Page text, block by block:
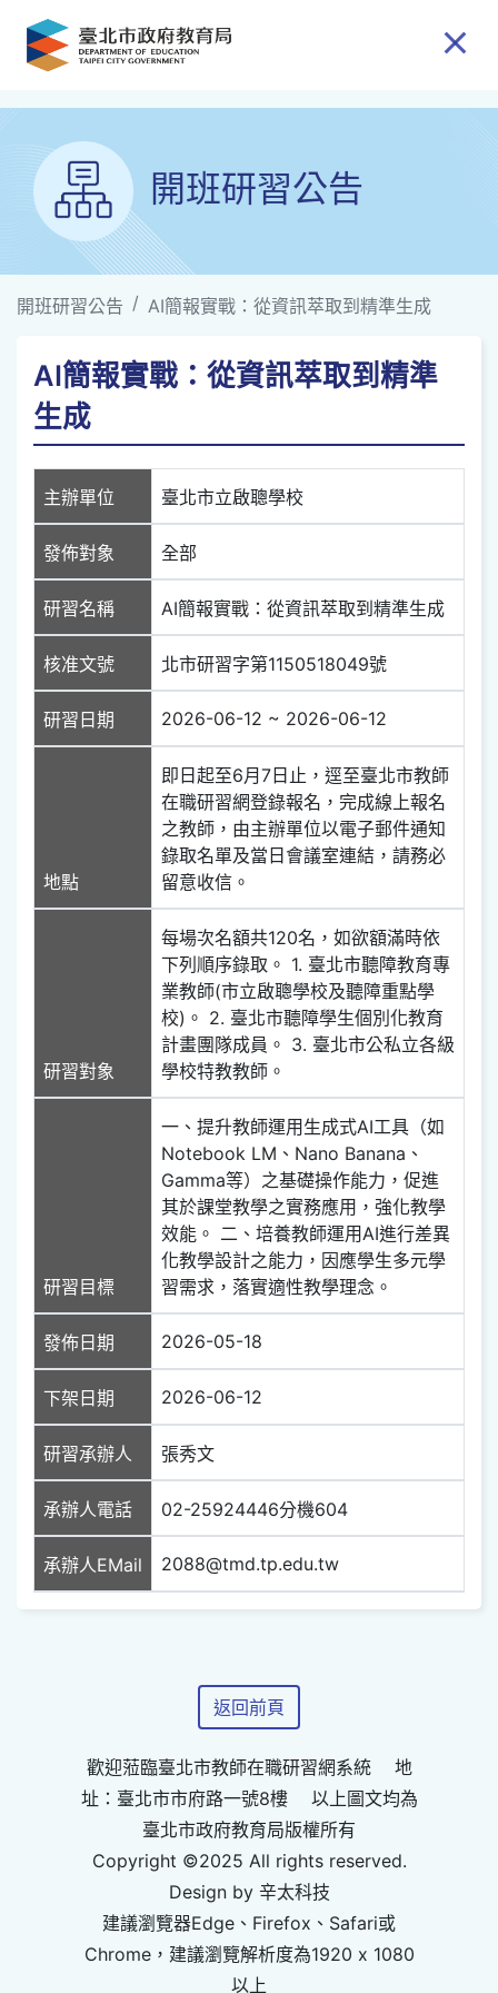
跳到主要內容
開班研習公告
開班研習公告 AI簡報實戰：從資訊萃取到精準生成
AI簡報實戰：從資訊萃取到精準
生成
主辦單位 臺北市立啟聰學校
發佈對象 全部
研習名稱 AI簡報實戰：從資訊萃取到精準生成
核准文號 北市研習字第1150518049號
研習日期 2026-06-12 ~ 2026-06-12
地點
即日起至6月7日止，逕至臺北市教師
在職研習網登錄報名，完成線上報名
之教師，由主辦單位以電子郵件通知
錄取名單及當日會議室連結，請務必
留意收信。
研習對象
每場次名額共120名，如欲額滿時依
下列順序錄取。 1. 臺北市聽障教育專
業教師(市立啟聰學校及聽障重點學
校)。 2. 臺北市聽障學生個別化教育
計畫團隊成員。 3. 臺北市公私立各級
學校特教教師。
研習目標
一、提升教師運用生成式AI工具（如
Notebook LM、Nano Banana、
Gamma等）之基礎操作能力，促進
其於課堂教學之實務應用，強化教學
效能。 二、培養教師運用AI進行差異
化教學設計之能力，因應學生多元學
習需求，落實適性教學理念。
發佈日期 2026-05-18
下架日期 2026-06-12
研習承辦人 張秀文
承辦人電話 02-25924446分機604
承辦人EMail 2088@tmd.tp.edu.tw
返回前頁
歡迎蒞臨臺北市教師在職研習網系統 地
址：臺北市市府路一號8樓 以上圖文均為
臺北市政府教育局版權所有
Copyright ©2025 All rights reserved.
Design by 辛太科技
建議瀏覽器Edge、Firefox、Safari或
Chrome，建議瀏覽解析度為1920 x 1080
以上